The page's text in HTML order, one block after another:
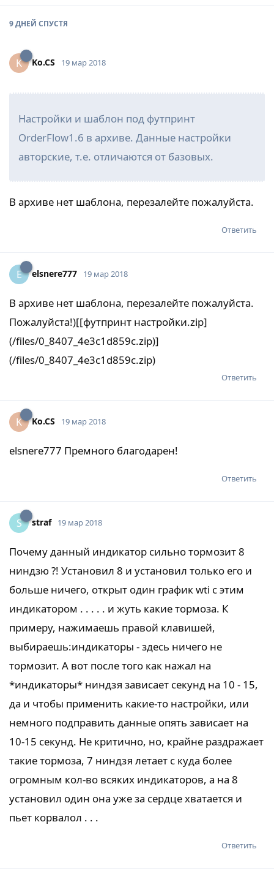
9 ДНЕЙ СПУСТЯ
K Ko.CS 19 мар 2018
Настройки и шаблон под футпринт
OrderFlow1.6 в архиве. Данные настройки
авторские, т.е. отличаются от базовых.
В архиве нет шаблона, перезалейте пожалуйста.
Ответить
E elsnere777 19 мар 2018
В архиве нет шаблона, перезалейте пожалуйста.
Пожалуйста!)[[футпринт настройки.zip]
(/files/0_8407_4e3c1d859c.zip)]
(/files/0_8407_4e3c1d859c.zip)
Ответить
K Ko.CS 19 мар 2018
elsnere777 Премного благодарен!
Ответить
S straf 19 мар 2018
Почему данный индикатор сильно тормозит 8
ниндзю ?! Установил 8 и установил только его и
больше ничего, открыт один график wti с этим
индикатором . . . . . и жуть какие тормоза. К
примеру, нажимаешь правой клавишей,
выбираешь:индикаторы - здесь ничего не
тормозит. А вот после того как нажал на
*индикаторы* ниндзя зависает секунд на 10 - 15,
да и чтобы применить какие-то настройки, или
немного подправить данные опять зависает на
10-15 секунд. Не критично, но, крайне раздражает
такие тормоза, 7 ниндзя летает с куда более
огромным кол-во всяких индикаторов, а на 8
установил один она уже за сердце хватается и
пьет корвалол . . .
Ответить